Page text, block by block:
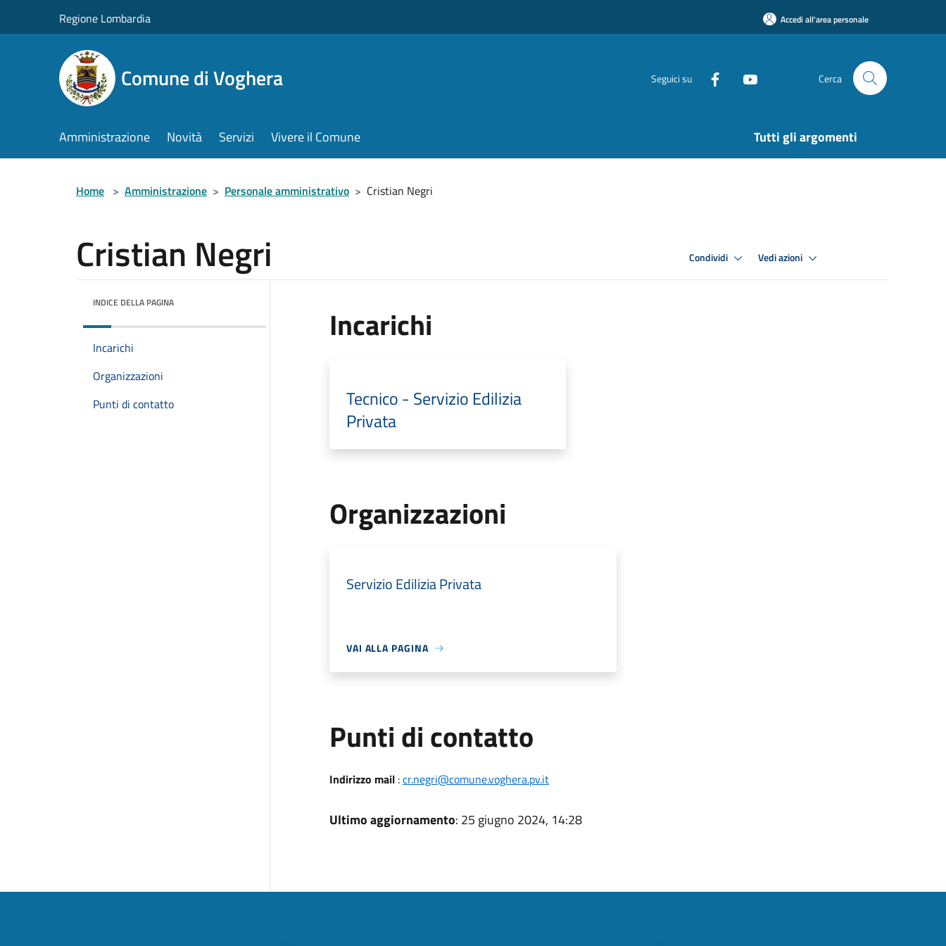
Regione Lombardia Accedi all'area personale
Comune di Voghera Seguici su Cerca
Amministrazione Novità Servizi Vivere il Comune Tutti gli argomenti
Home > Amministrazione > Personale amministrativo > Cristian Negri
Cristian Negri Condividi Vedi azioni
INDICE DELLA PAGINA
Incarichi
Organizzazioni
Punti di contatto
Incarichi
Tecnico - Servizio Edilizia
Privata
Organizzazioni
Servizio Edilizia Privata
VAI ALLA PAGINA
Punti di contatto
Indirizzo mail:cr.negri@comune.voghera.pv.it
Ultimo aggiornamento: 25 giugno 2024, 14:28